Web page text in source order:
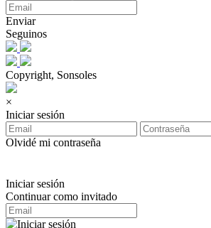
Enviar
Seguinos
Copyright, Sonsoles
×
Iniciar sesión
Olvidé mi contraseña
Iniciar sesión
Continuar como invitado